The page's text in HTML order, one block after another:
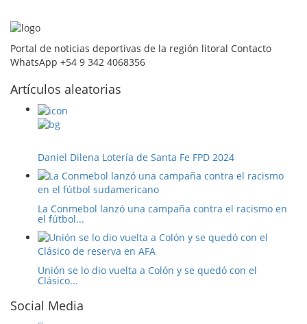
Portal de noticias deportivas de la región litoral Contacto
WhatsApp +54 9 342 4068356
Artículos aleatorias
Daniel Dilena Lotería de Santa Fe FPD 2024
La Conmebol lanzó una campaña contra el racismo en
el fútbol...
Unión se lo dio vuelta a Colón y se quedó con el
Clásico...
Social Media